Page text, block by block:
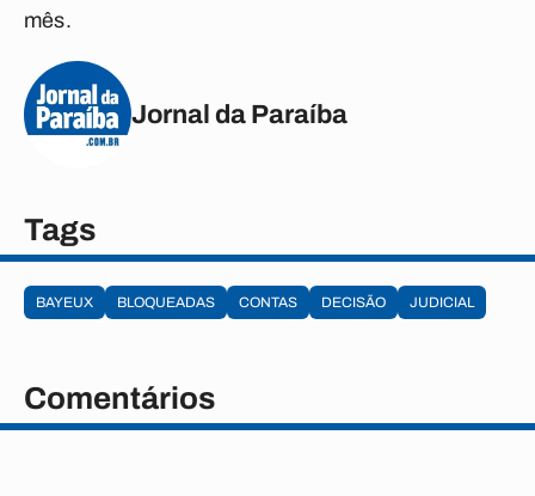
mês.
Jornal da Paraíba
Tags
BAYEUX BLOQUEADAS CONTAS DECISÃO JUDICIAL
Comentários